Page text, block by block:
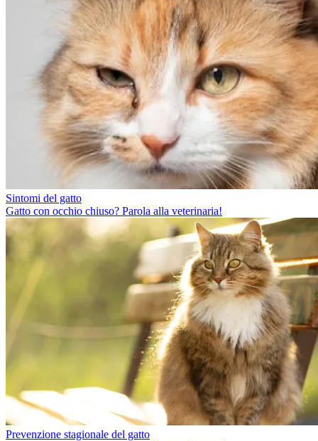
Sintomi del gatto
Gatto con occhio chiuso? Parola alla veterinaria!
Prevenzione stagionale del gatto